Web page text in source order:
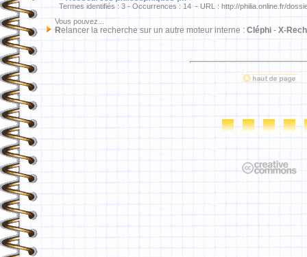
Termes identifiés : 3 - Occurrences : 14 - URL : http://philia.online.fr/
Vous pouvez...
Relancer la recherche sur un autre moteur interne : Cléphi - X-